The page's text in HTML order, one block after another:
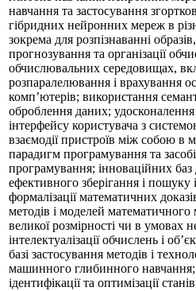
навчання та застосування
гібридних нейронних мереж в
зокрема для розпізнаванні
прогнозування та організації
обчислювальних середовищах,
розпаралелювання і врахування
комп’ютерів; використання
оброблення даних;
інтерфейсу користувача з
взаємодії пристроїв між собою в
парадигм програмування та
програмування; інноваційних баз
ефективного зберігання і пошуку
формалізації математичних
методів і моделей
великої розмірності чи в умовах
інтелектуалізації обчислень і
базі застосування методів і
машинного глибинного навчання;
ідентифікації та оптимізації